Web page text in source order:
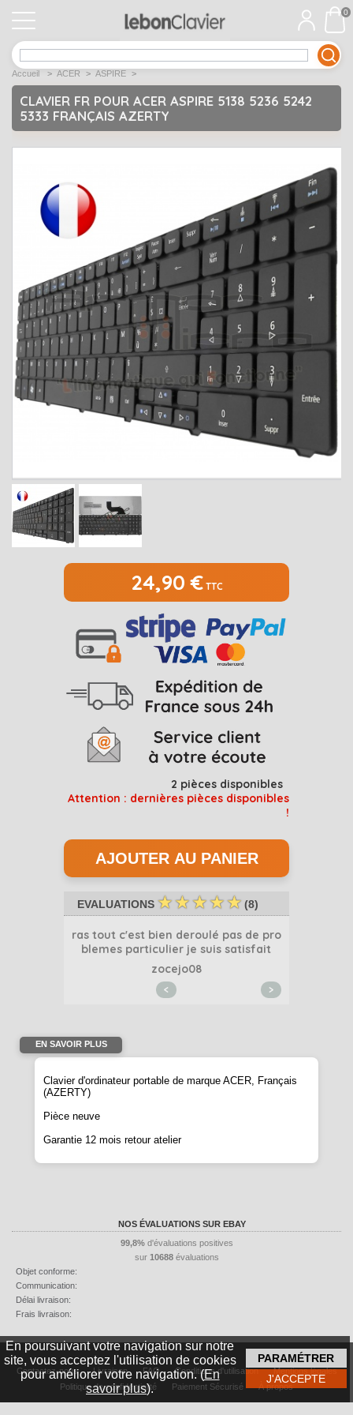
APPLE 1
Open submenu
ACER 12
Open submenu
ASUS
Déstockage Open submenu
EMACHINES Open submenu
FUJITSU SIEMENS Open submenu
HP 17
Open submenu
LENOVO 10
Open submenu
MEDION 2
Open submenu
MSI Open submenu
Open submenu
SAMSUNG
SONY
0
NOS ÉVALUATIONS SUR EBAY
99,8%d'évaluations positives
sur 10688évaluations
Objet conforme:
Communication:
Délai livraison:
Frais livraison:
En poursuivant votre navigation sur notre
site, vous acceptez l'utilisation de cookies
pour améliorer votre navigation. (En
savoir plus).
Accueil > ACER > ASPIRE >
CLAVIER FR POUR ACER ASPIRE 5138 5236 5242
5333 FRANÇAIS AZERTY
24,90 €TTC
2 pièces disponibles
Attention : dernières pièces disponibles
!
EVALUATIONS ☆☆☆☆☆ (8)
ras tout c'est bien deroulé pas de pro
blemes particulier je suis satisfait
zocejo08
< >
EN SAVOIR PLUS
Clavier d'ordinateur portable de marque ACER, Français
(AZERTY)
Pièce neuve
Garantie 12 mois retour atelier
Contactez-nous Livraison FAQ Conditions d'utilisation
Mentions légales
Politique de confidentialité
Paiement Sécurisé À propos